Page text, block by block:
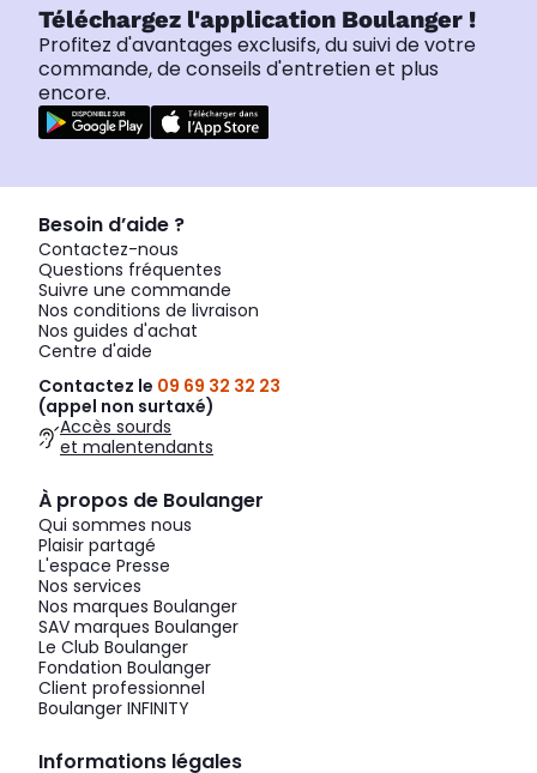
Téléchargez l'application Boulanger !
Profitez d'avantages exclusifs, du suivi de votre
commande, de conseils d'entretien et plus
encore.
Besoin d’aide ?
Contactez-nous
Questions fréquentes
Suivre une commande
Nos conditions de livraison
Nos guides d'achat
Centre d'aide
Contactez le 09 69 32 32 23
(appel non surtaxé)
Accès sourds
et malentendants
À propos de Boulanger
Qui sommes nous
Plaisir partagé
L'espace Presse
Nos services
Nos marques Boulanger
SAV marques Boulanger
Le Club Boulanger
Fondation Boulanger
Client professionnel
Boulanger INFINITY
Informations légales